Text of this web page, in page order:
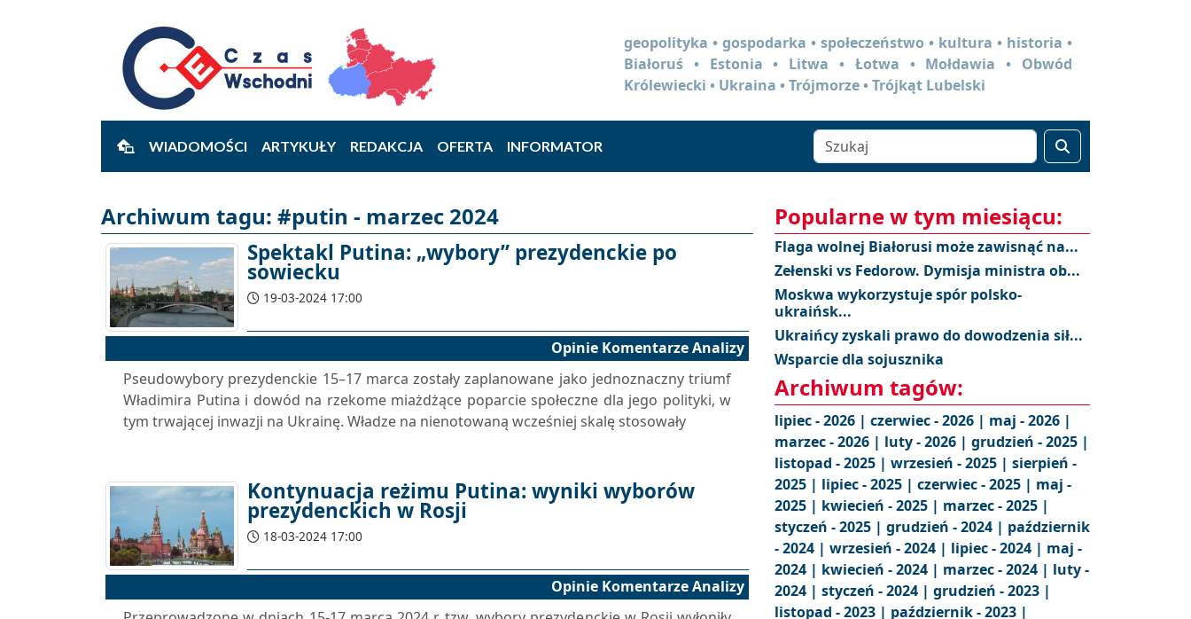
geopolityka • gospodarka • społeczeństwo • kultura • historia •
Białoruś • Estonia • Litwa • Łotwa • Mołdawia • Obwód
Królewiecki • Ukraina • Trójmorze • Trójkąt Lubelski
WIADOMOŚCI ARTYKUŁY REDAKCJA OFERTA INFORMATOR
Archiwum tagu: #putin - marzec 2024
Spektakl Putina: „wybory” prezydenckie po
sowiecku
19-03-2024 17:00
Opinie Komentarze Analizy
Pseudowybory prezydenckie 15–17 marca zostały zaplanowane jako jednoznaczny triumf
Władimira Putina i dowód na rzekome miażdżące poparcie społeczne dla jego polityki, w
tym trwającej inwazji na Ukrainę. Władze na nienotowaną wcześniej skalę stosowały
Kontynuacja reżimu Putina: wyniki wyborów
prezydenckich w Rosji
18-03-2024 17:00
Opinie Komentarze Analizy
Popularne w tym miesiącu:
Flaga wolnej Białorusi może zawisnąć na...
Zełenski vs Fedorow. Dymisja ministra ob...
Moskwa wykorzystuje spór polsko-
ukraińsk...
Ukraińcy zyskali prawo do dowodzenia sił...
Wsparcie dla sojusznika
Archiwum tagów:
lipiec - 2026 | czerwiec - 2026 | maj - 2026 |
marzec - 2026 | luty - 2026 | grudzień - 2025 |
listopad - 2025 | wrzesień - 2025 | sierpień -
2025 | lipiec - 2025 | czerwiec - 2025 | maj -
2025 | kwiecień - 2025 | marzec - 2025 |
styczeń - 2025 | grudzień - 2024 | październik
- 2024 | wrzesień - 2024 | lipiec - 2024 | maj -
2024 | kwiecień - 2024 | marzec - 2024 | luty -
2024 | styczeń - 2024 | grudzień - 2023 |
listopad - 2023 | październik - 2023 |